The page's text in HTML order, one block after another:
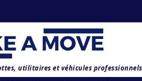
utilitaires et véhicules professionnels